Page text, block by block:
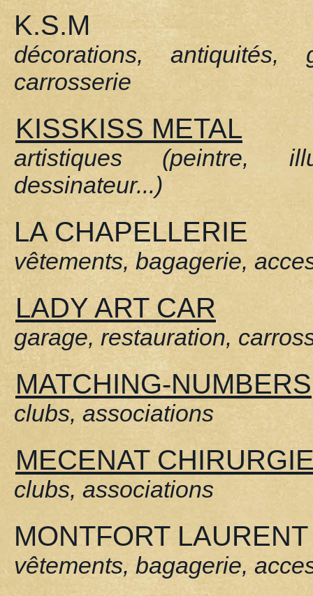
K.S.M
décorations, antiquités,
carrosserie
KISSKISS METAL
artistiques (peintre,
dessinateur...)
LA CHAPELLERIE
vêtements, bagagerie,
LADY ART CAR
garage, restauration,
MATCHING-NUMBERS
clubs, associations
MECENAT
clubs, associations
MONTFORT LAURENT
vêtements, bagagerie,